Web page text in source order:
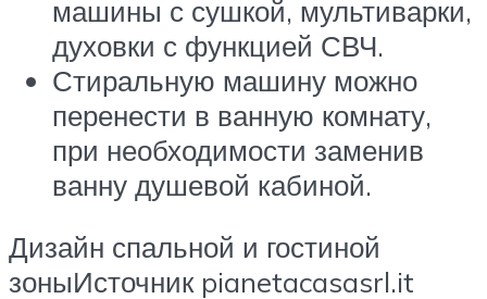
машины с сушкой, мультиварки,
духовки с функцией СВЧ.
Стиральную машину можно
перенести в ванную комнату,
при необходимости заменив
ванну душевой кабиной.
Дизайн спальной и гостиной
зоныИсточник pianetacasasrl.it